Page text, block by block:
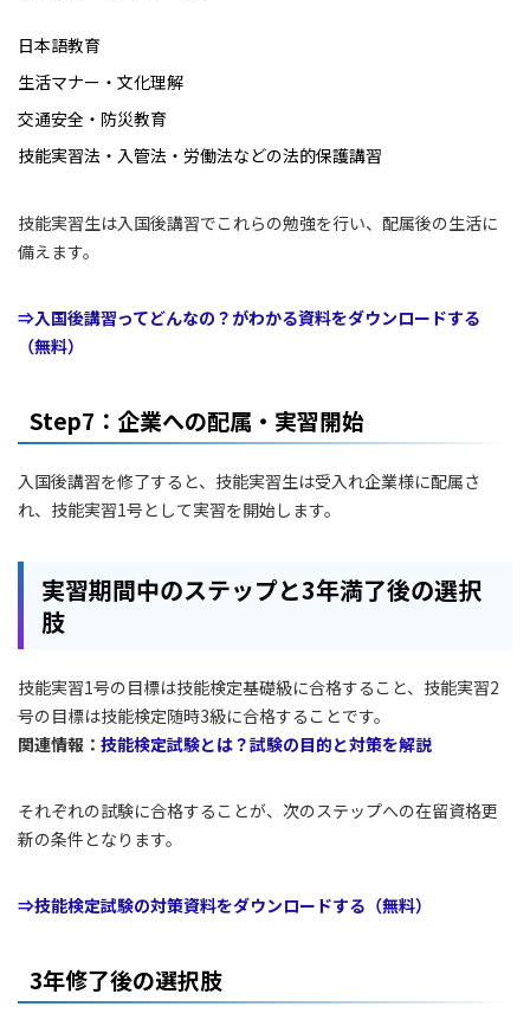
日本語教育
生活マナー・文化理解
交通安全・防災教育
技能実習法・入管法・労働法などの法的保護講習
技能実習生は入国後講習でこれらの勉強を行い、配属後の生活に
備えます。
⇒入国後講習ってどんなの？がわかる資料をダウンロードする
（無料）
Step7：企業への配属・実習開始
入国後講習を修了すると、技能実習生は受入れ企業様に配属さ
れ、技能実習1号として実習を開始します。
実習期間中のステップと3年満了後の選択
肢
技能実習1号の目標は技能検定基礎級に合格すること、技能実習2
号の目標は技能検定随時3級に合格することです。
関連情報： 技能検定試験とは？試験の目的と対策を解説
それぞれの試験に合格することが、次のステップへの在留資格更
新の条件となります。
⇒技能検定試験の対策資料をダウンロードする（無料）
3年修了後の選択肢